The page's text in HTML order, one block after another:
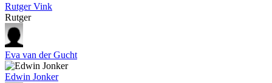
Rutger Vink
Rutger
Eva van der Gucht
Edwin Jonker